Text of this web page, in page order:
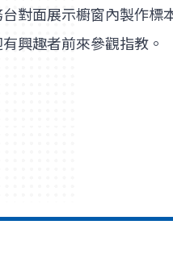
對面展示櫥窗內製作
興趣者前來參觀指教。